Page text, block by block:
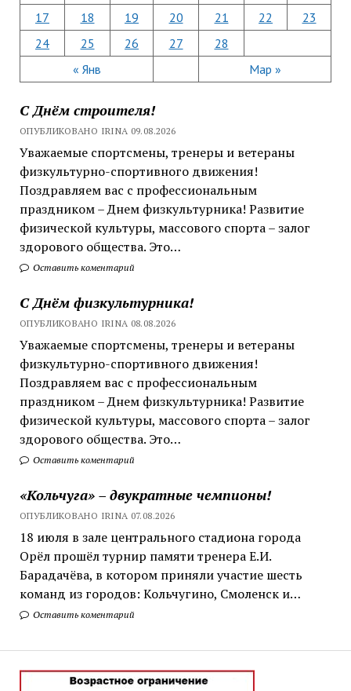
« Янв Мар »
17
18 19 20 21 22
23
24
25 26 27 28
С Днём строителя!
ОПУБЛИКОВАНО IRINA 09.08.2026
Уважаемые спортсмены, тренеры и ветераны
физкультурно-спортивного движения!
Поздравляем вас с профессиональным
праздником – Днем физкультурника! Развитие
физической культуры, массового спорта – залог
здорового общества. Это…
Оставить коментарий
С Днём физкультурника!
ОПУБЛИКОВАНО IRINA 08.08.2026
Уважаемые спортсмены, тренеры и ветераны
физкультурно-спортивного движения!
Поздравляем вас с профессиональным
праздником – Днем физкультурника! Развитие
физической культуры, массового спорта – залог
здорового общества. Это…
Оставить коментарий
«Кольчуга» – двукратные чемпионы!
ОПУБЛИКОВАНО IRINA 07.08.2026
18 июля в зале центрального стадиона города
Орёл прошёл турнир памяти тренера Е.И.
Барадачёва, в котором приняли участие шесть
команд из городов: Кольчугино, Смоленск и…
Оставить коментарий